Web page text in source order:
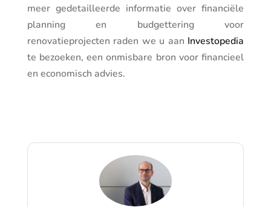
meer gedetailleerde informatie over financiële
planning en budgettering voor
renovatieprojecten raden we u aan Investopedia
te bezoeken, een onmisbare bron voor financieel
en economisch advies.